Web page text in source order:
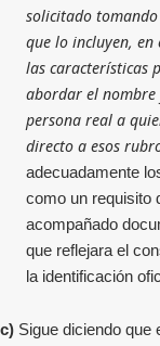
solicitado
que lo incluyen, en
las características
abordar el nombre
persona real a
directo a esos
adecuadamente
como un requisito
acompañado
que reflejara el
la identificación
c) Sigue diciendo que